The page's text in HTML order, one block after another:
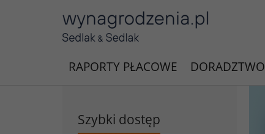
RAPORTY PŁACOWE DORADZTWO
Szybki dostęp